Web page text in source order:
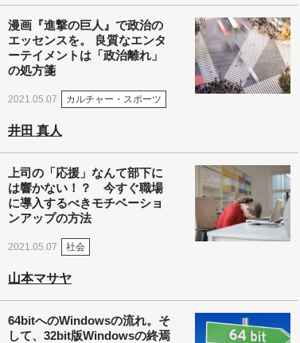
漫画『進撃の巨人』で政治の
エッセンスを。 良質なエンタ
ーテイメントは「政治離れ」
の処方箋
2021.05.07 カルチャー・スポーツ
井田 真人
上司の「応援」なんて部下に
は響かない！？ 今すぐ職場
に導入するべきモチベーショ
ンアップの方法
2021.05.07 社会
山本マサヤ
64bitへのWindowsの流れ。そ
して、32bit版Windowsの終焉